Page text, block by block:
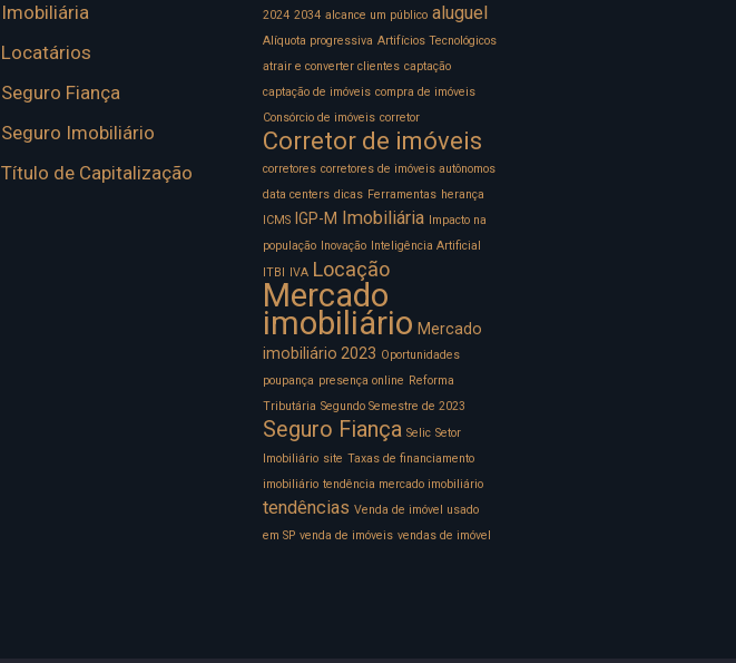
Imobiliária
Locatários
Seguro Fiança
Seguro Imobiliário
Título de Capitalização
2024 2034 alcance um público aluguel
Alíquota progressiva Artifícios Tecnológicos
atrair e converter clientes captação
captação de imóveis compra de imóveis
Consórcio de imóveis corretor
Corretor de imóveis
corretores corretores de imóveis autônomos
data centers dicas Ferramentas herança
ICMS IGP-M Imobiliária
Impacto na
população
Inovação
Inteligência Artificial
ITBI
IVA Locação
Mercado
imobiliário Mercado
imobiliário 2023 Oportunidades
poupança presença online Reforma
Tributária Segundo Semestre de 2023
Seguro Fiança Selic Setor
Imobiliário site Taxas de financiamento
imobiliário tendência mercado imobiliário
tendências Venda de imóvel usado
em SP venda de imóveis vendas de imóvel